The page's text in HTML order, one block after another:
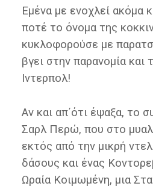
Εμένα με ενοχλεί ακόμα
ποτέ το όνομα της
κυκλοφορούσε με
βγει στην παρανομία και
Ιντερπολ!
Αν και απ΄ότι έψαξα, το
Σαρλ Περώ, που στο
εκτός από την μικρή
δάσους και ένας
Ωραία Κοιμωμένη, μια